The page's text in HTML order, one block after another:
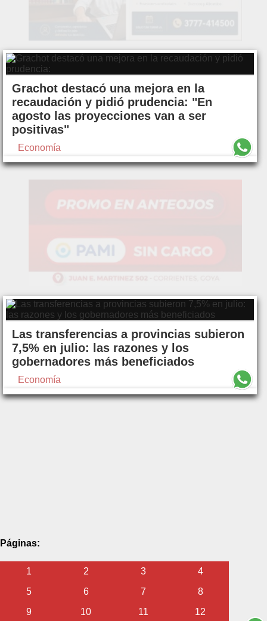
Grachot destacó una mejora en la
recaudación y pidió prudencia: "En
agosto las proyecciones van a ser
positivas"
Economía
Las transferencias a provincias subieron
7,5% en julio: las razones y los
gobernadores más beneficiados
Economía
Páginas:
1 2 3
4
5
6 7
8
9
10 11 12